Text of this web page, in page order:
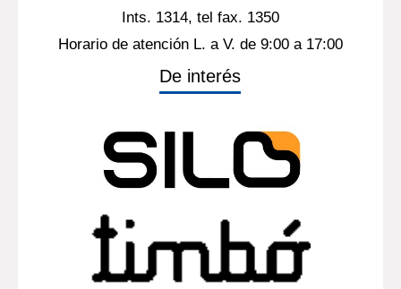
Ints. 1314, tel fax. 1350
Horario de atención L. a V. de 9:00 a 17:00
De interés